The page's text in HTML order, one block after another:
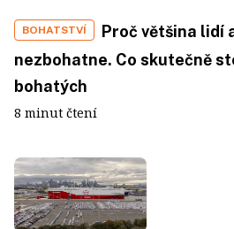
BOHATSTVÍ
Proč většina lidí
nezbohatne. Co skutečně
bohatých
8 minut čtení